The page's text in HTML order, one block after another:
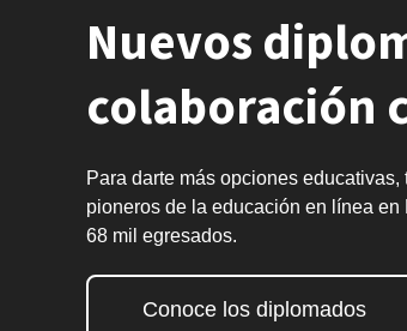
Nuevos
colaboración
Para darte más opciones
pioneros de la educación en línea
68 mil egresados.
Conoce los diplomados